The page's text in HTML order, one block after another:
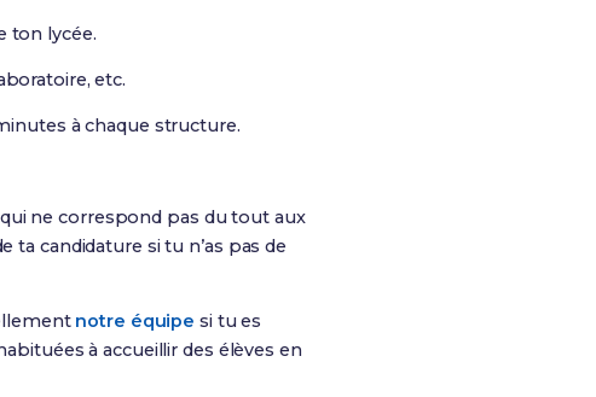
ton lycée.
etc.
à chaque structure.
ne correspond pas du tout aux
candidature si tu n’as pas de
notre équipe si tu es
à accueillir des élèves en